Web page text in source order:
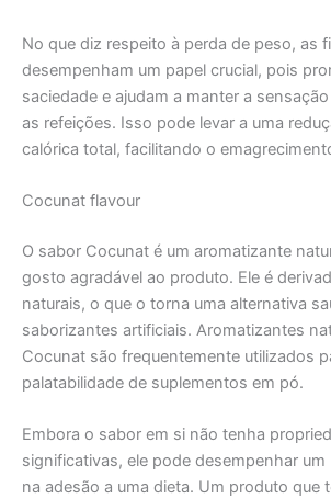
No que diz respeito à perda de peso, as
desempenham um papel crucial, pois
saciedade e ajudam a manter a
as refeições. Isso pode levar a uma
calórica total, facilitando o
Cocunat flavour
O sabor Cocunat é um aromatizante
gosto agradável ao produto. Ele é
naturais, o que o torna uma alternativa
saborizantes artificiais. Aromatizantes
Cocunat são frequentemente utilizados
palatabilidade de suplementos em pó.
Embora o sabor em si não tenha
significativas, ele pode desempenhar
na adesão a uma dieta. Um produto que